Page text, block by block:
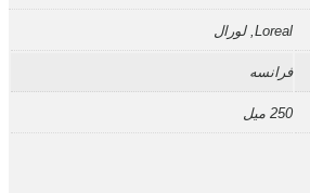
Loreal, لورال
فرانسه
250 میل